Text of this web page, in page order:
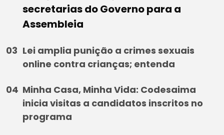
secretarias do Governo para a
Assembleia
Lei amplia punição a crimes sexuais
online contra crianças; entenda
Minha Casa, Minha Vida: Codesaima
inicia visitas a candidatos inscritos no
programa